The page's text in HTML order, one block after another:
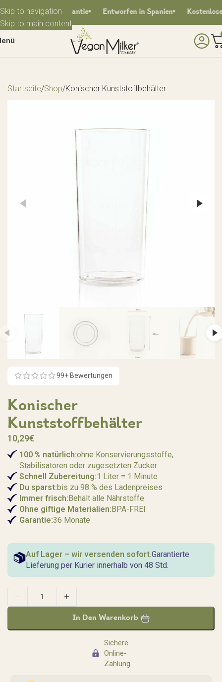
Skip to navigation
Skip to main content
Gesamtgarantie Entworfen in Spanien Kostenloser
Startseite Shop Konischer Kunststoffbehälter
99+ Bewertungen
Konischer
Kunststoffbehälter
10,29€
100 % natürlich:ohne Konservierungsstoffe,
Stabilisatoren oder zugesetzten Zucker
Schnell Zubereitung:1 Liter = 1 Minute
Du sparst:bis zu 98 % des Ladenpreises
Immer frisch:Behält alle Nährstoffe
Ohne giftige Materialien:BPA-FREI
Garantie:36 Monate
Auf Lager – wir versenden sofort.Garantierte
Lieferung per Kurier innerhalb von 48 Std.
In Den Warenkorb
Sichere
Online-
Zahlung